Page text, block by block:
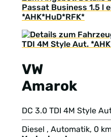
Passat Business 1.5 l
*AHK*HuD*RFK*
VW
Amarok
DC 3.0 TDI 4M Style
Diesel , Automatik, 0